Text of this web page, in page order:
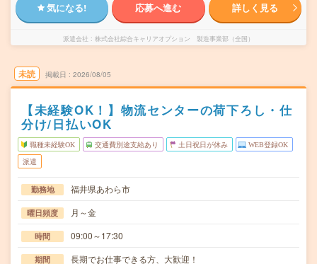
気になる! 応募へ進む 詳しく見る
派遣会社 株式会社綜合キャリアオプション 製造事業部（全国）
未読 掲載日 2026/08/05
【未経験OK！】物流センターの荷下ろし・仕
分け/日払いOK
職種未経験OK 交通費別途支給あり 土日祝日が休み WEB登録OK
派遣
勤務地 福井県あわら市
曜日頻度 月～金
時間 09:00～17:30
期間 長期でお仕事できる方、大歓迎！